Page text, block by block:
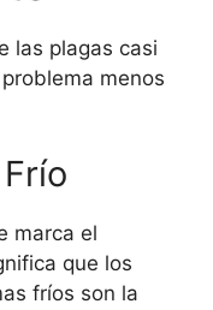
las plagas casi
menos
marca el
que los
fríos son la